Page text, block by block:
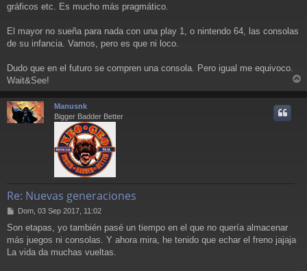
gráficos etc. Es mucho más pragmático.
El mayor no sueña para nada con una play 1, o nintendo 64, las consolas
de su infancia. Vamos, pero es que ni loco.
Dudo que en el futuro se compren una consola. Pero igual me equivoco.
Wait&See!
r
Manusnk
Bigger Badder Better
Re: Nuevas generaciones
M
n
s
a
Dom, 03 Sep 2017, 11:02
Son etapas, yo también pasé un tiempo en el que no quería almacenar
más juegos ni consolas. Y ahora mira, he tenido que echar el freno jajaja
La vida da muchas vueltas.